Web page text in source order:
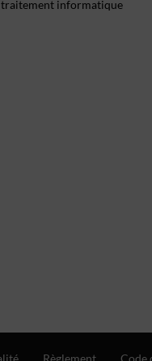
traitement informatique